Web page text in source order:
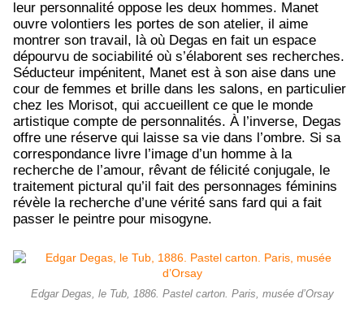
leur personnalité oppose les deux hommes. Manet
ouvre volontiers les portes de son atelier, il aime
montrer son travail, là où Degas en fait un espace
dépourvu de sociabilité où s’élaborent ses recherches.
Séducteur impénitent, Manet est à son aise dans une
cour de femmes et brille dans les salons, en particulier
chez les Morisot, qui accueillent ce que le monde
artistique compte de personnalités. À l’inverse, Degas
offre une réserve qui laisse sa vie dans l’ombre. Si sa
correspondance livre l’image d’un homme à la
recherche de l’amour, rêvant de félicité conjugale, le
traitement pictural qu’il fait des personnages féminins
révèle la recherche d’une vérité sans fard qui a fait
passer le peintre pour misogyne.
Edgar Degas, le Tub, 1886. Pastel carton. Paris, musée d’Orsay